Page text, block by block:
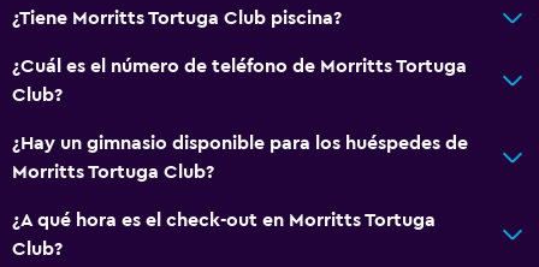
¿Tiene Morritts Tortuga Club piscina?
¿Cuál es el número de teléfono de Morritts Tortuga
Club?
¿Hay un gimnasio disponible para los huéspedes de
Morritts Tortuga Club?
¿A qué hora es el check-out en Morritts Tortuga
Club?